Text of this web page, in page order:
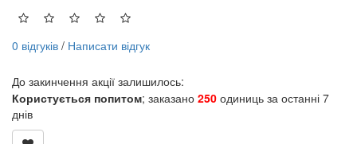
0 відгуків / Написати відгук
До закинчення акції залишилось:
Користується попитом; заказано 250 одиниць за останні 7
днів